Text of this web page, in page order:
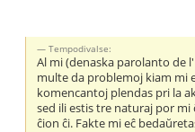
Tempodivalse:
Al mi (denaska parolanto de
multe da problemoj kiam mi
komencantoj plendas pri la
sed ili estis tre naturaj por mi
ĉion ĉi. Fakte mi eĉ